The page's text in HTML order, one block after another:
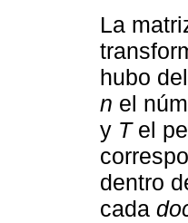
La
hubo
n el
y Tel
dentro
cada